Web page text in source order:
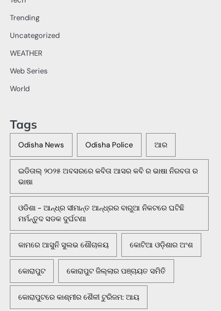
Trending
Uncategorized
WEATHER
Web Series
World
Tags
Odisha News Odisha Police ଆର
ଇଡିତାଲ୍ ୨୦୨୫ ଅବସରରେ କବିତା ଆସର କବି ର ଭାଷା ନିରବତା ର
ଭାଷା
ଓଡିଶା - ଆନ୍ଧ୍ର ସୀମାନ୍ତ ଆନ୍ଧ୍ରର ବାରୁଆ ନିକଟରେ ଘଟିଛି
ମର୍ମନ୍ତୁଦ ସଡକ ଦୁର୍ଘଟଣା
କାମରେ ଆସୁନି ସୁଲଭ ଶୌଚାଳୟ କୋଟିଆ ଓଡ଼ିଶାର ଅଂଶ
କୋରାପୁଟ କୋରାପୁଟ ଜିଲ୍ଲାର ପଞ୍ଚାୟତ ସମିତି
କୋରାପୁଟରେ କାଶ୍ମୀର ଶୈଳୀ ଟୁରିଜମ: ଆୟ